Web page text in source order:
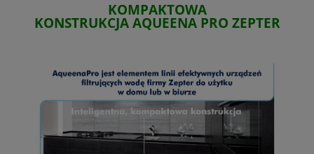
KOMPAKTOWA
KONSTRUKCJA AQUEENA PRO ZEPTER